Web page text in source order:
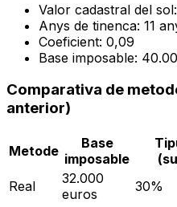
Valor cadastral del
Anys de tinenca: 11
Coeficient: 0,09
Base imposable:
Comparativa de
anterior)
Metode
Base
imposable
Real
32.000
euros
30%